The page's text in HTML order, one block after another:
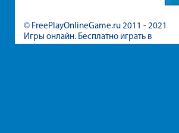
© FreePlayOnlineGame.ru 2011 - 2021
Игры онлайн. Бесплатно играть в
игры для девочек и мальчиков